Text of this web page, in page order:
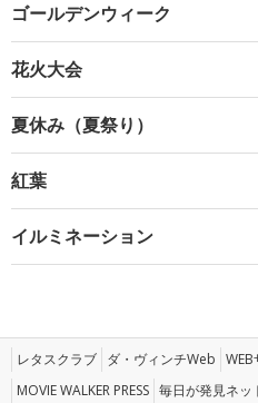
ゴールデンウィーク
花火大会
夏休み（夏祭り）
紅葉
イルミネーション
レタスクラブ ダ・ヴィンチWeb
MOVIE WALKER PRESS 毎日が発見ネッ